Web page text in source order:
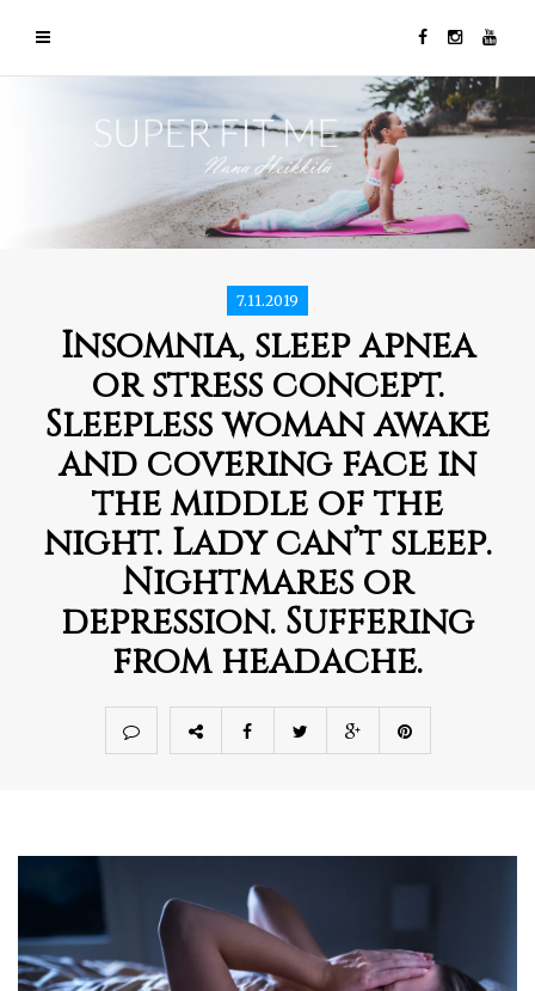
7.11.2019
Insomnia, sleep apnea
or stress concept.
Sleepless woman awake
and covering face in
the middle of the
night. Lady can’t sleep.
Nightmares or
depression. Suffering
from headache.